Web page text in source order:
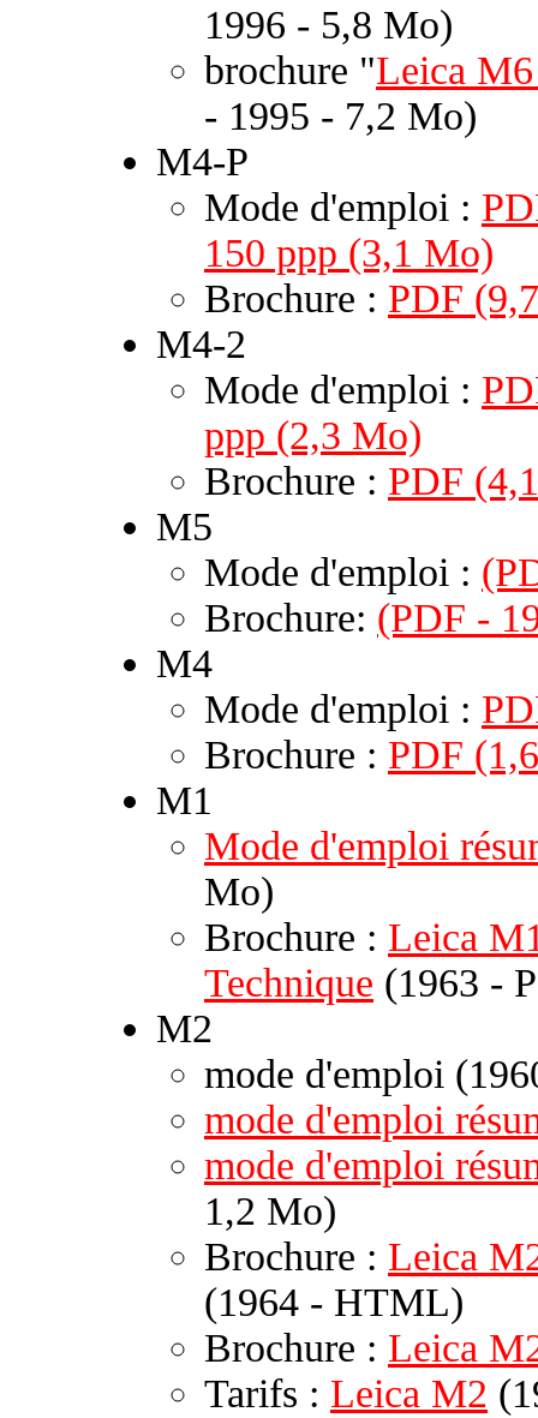
1996 - 5,8 Mo)
brochure "Leica
- 1995 - 7,2 Mo)
M4-P
Mode d'emploi :
150 ppp (3,1 Mo)
Brochure : PDF
M4-2
Mode d'emploi :
ppp (2,3 Mo)
Brochure : PDF
M5
Mode d'emploi :
Brochure: (PDF -
M4
Mode d'emploi :
Brochure : PDF
M1
Mode d'emploi
Mo)
Brochure : Leica
Technique (1963 -
M2
mode d'emploi
mode d'emploi
mode d'emploi
1,2 Mo)
Brochure : Leica
(1964 - HTML)
Brochure : Leica
Tarifs : Leica M2